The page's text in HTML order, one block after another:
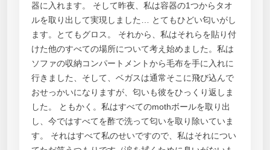
器に入れます。 そして昨夜、私は容器の1つからタオ
ルを取り出して実現しました… とてもひどい匂いがし
ます。とてもグロス。 それから、私はそれらを貼り付
けた他のすべての場所について考え始めました。私は
ソファの収納コンパートメントから毛布を手に入れに
行きました、そして、ベガスは通常そこに飛び込んで
おせっかいになりますが、匂いも彼をひっくり返しま
した。 ともかく。私はすべてのmothボールを取り出
し、今ではすべてを酢で洗って匂いを取り除いていま
す。 それはすべて私のせいですので、私はそれについ